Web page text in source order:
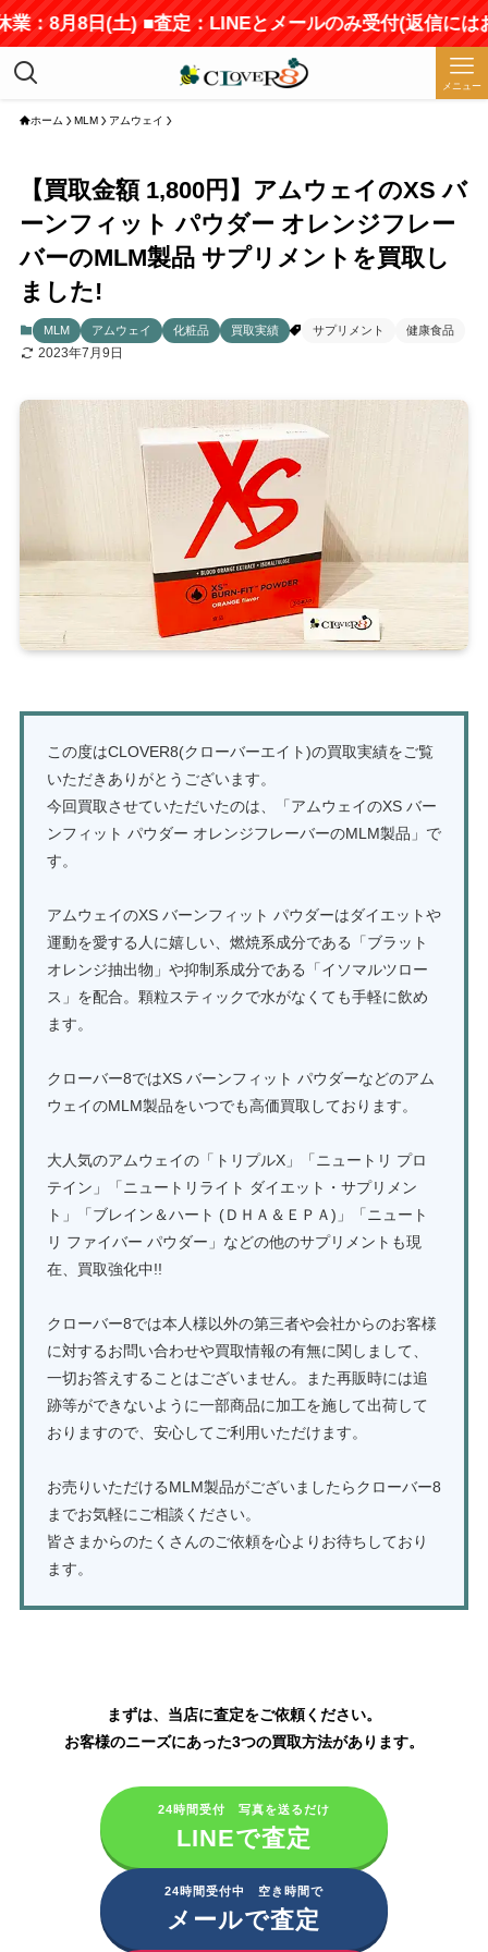
：8月8日(土) ■査定：LINEとメールのみ受付(返信には
メニュー
ホーム MLM アムウェイ
【買取金額 1,800円】アムウェイのXS バ
ーンフィット パウダー オレンジフレー
バーのMLM製品 サプリメントを買取し
ました!
MLM アムウェイ 化粧品 買取実績 サプリメント 健康食品
2023年7月9日
この度はCLOVER8(クローバーエイト)の買取実績をご覧
いただきありがとうございます。
今回買取させていただいたのは、「アムウェイのXS バー
ンフィット パウダー オレンジフレーバーのMLM製品」で
す。
アムウェイのXS バーンフィット パウダーはダイエットや
運動を愛する人に嬉しい、燃焼系成分である「ブラット
オレンジ抽出物」や抑制系成分である「イソマルツロー
ス」を配合。顆粒スティックで水がなくても手軽に飲め
ます。
クローバー8ではXS バーンフィット パウダーなどのアム
ウェイのMLM製品をいつでも高価買取しております。
大人気のアムウェイの「トリプルX」「ニュートリ プロ
テイン」「ニュートリライト ダイエット・サプリメン
ト」「ブレイン＆ハート (ＤＨＡ＆ＥＰＡ)」「ニュート
リ ファイバー パウダー」などの他のサプリメントも現
在、買取強化中!!
クローバー8では本人様以外の第三者や会社からのお客様
に対するお問い合わせや買取情報の有無に関しまして、
一切お答えすることはございません。また再販時には追
跡等ができないように一部商品に加工を施して出荷して
おりますので、安心してご利用いただけます。
お売りいただけるMLM製品がございましたらクローバー8
までお気軽にご相談ください。
皆さまからのたくさんのご依頼を心よりお待ちしており
ます。
まずは、当店に査定をご依頼ください。
お客様のニーズにあった3つの買取方法があります。
24時間受付 写真を送るだけ
LINEで査定
24時間受付中 空き時間で
メールで査定